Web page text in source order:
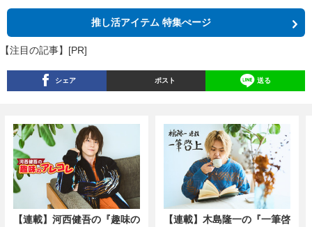
推し活アイテム 特集ぺージ
【注目の記事】[PR]
シェア ポスト 送る
【連載】河西健吾の『趣味の
【連載】木島隆一の『一筆啓